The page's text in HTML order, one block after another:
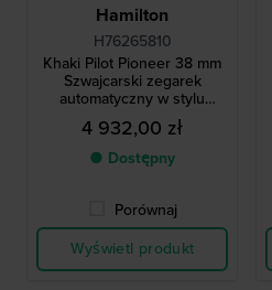
Hamilton
H76265810
Khaki Pilot Pioneer 38 mm
Szwajcarski zegarek
automatyczny w stylu
vintage
4 932,00 zł
● Dostępny
Porównaj
Wyświetl produkt